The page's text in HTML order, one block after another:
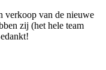
verkoop van de nieuwe
zij (het hele team